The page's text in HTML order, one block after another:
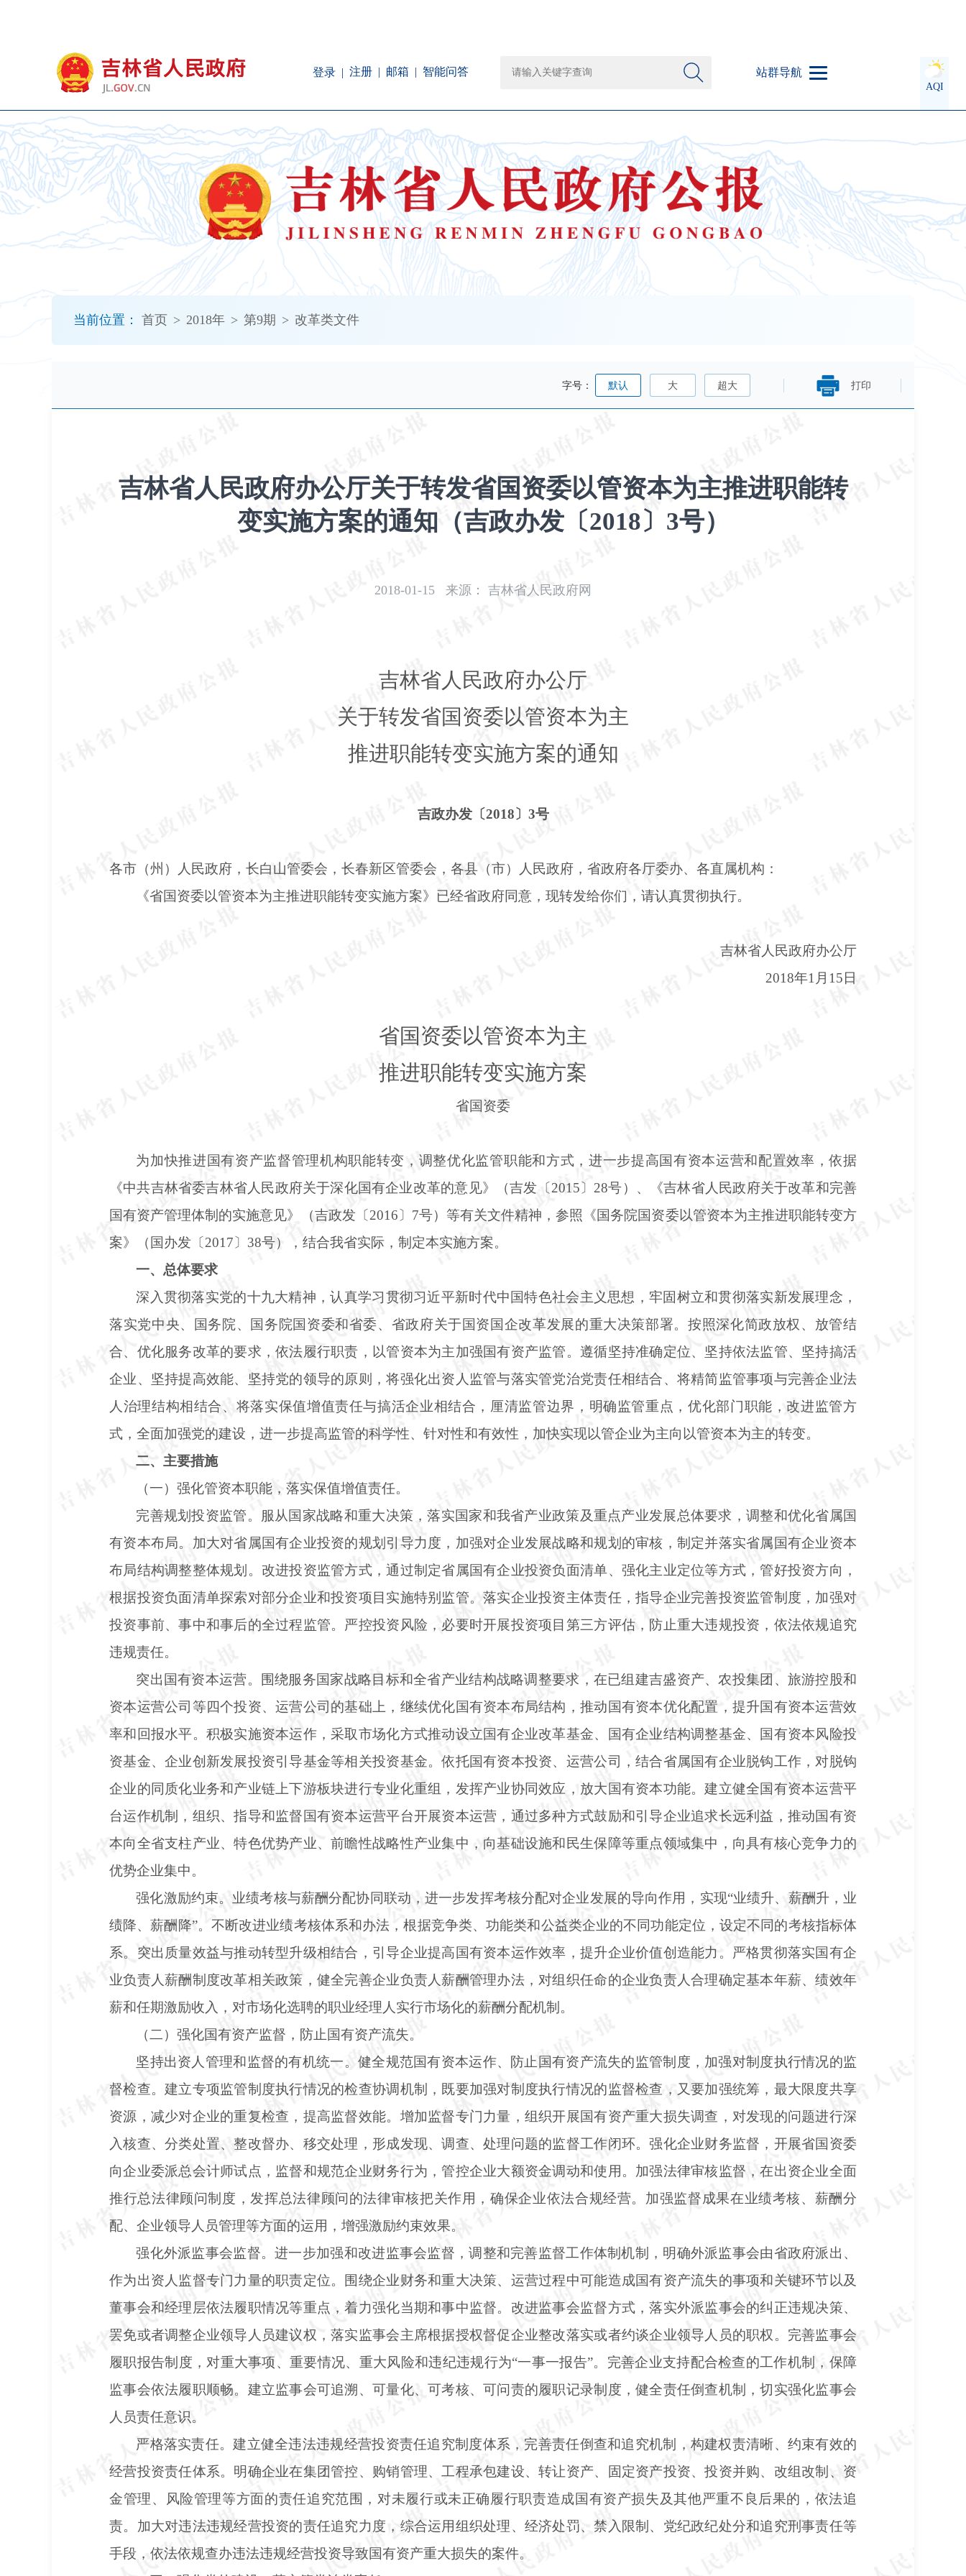
登录 注册 邮箱 智能问答 站群导航
AQI
当前位置： 首页 > 2018年 > 第9期 > 改革类文件
打印
字号： 默认 大 超大
吉林省人民政府办公厅关于转发省国资委以管资本为主推进职能转
变实施方案的通知（吉政办发〔2018〕3号）
2018-01-15 来源： 吉林省人民政府网
吉林省人民政府办公厅
关于转发省国资委以管资本为主
推进职能转变实施方案的通知
吉政办发〔2018〕3号
各市（州）人民政府，长白山管委会，长春新区管委会，各县（市）人民政府，省政府各厅委办、各直属机构：
《省国资委以管资本为主推进职能转变实施方案》已经省政府同意，现转发给你们，请认真贯彻执行。
吉林省人民政府办公厅
2018年1月15日
省国资委以管资本为主
推进职能转变实施方案
省国资委
为加快推进国有资产监督管理机构职能转变，调整优化监管职能和方式，进一步提高国有资本运营和配置效率，依据
《中共吉林省委吉林省人民政府关于深化国有企业改革的意见》（吉发〔2015〕28号）、《吉林省人民政府关于改革和完善
国有资产管理体制的实施意见》（吉政发〔2016〕7号）等有关文件精神，参照《国务院国资委以管资本为主推进职能转变方
案》（国办发〔2017〕38号），结合我省实际，制定本实施方案。
一、总体要求
深入贯彻落实党的十九大精神，认真学习贯彻习近平新时代中国特色社会主义思想，牢固树立和贯彻落实新发展理念，
落实党中央、国务院、国务院国资委和省委、省政府关于国资国企改革发展的重大决策部署。按照深化简政放权、放管结
合、优化服务改革的要求，依法履行职责，以管资本为主加强国有资产监管。遵循坚持准确定位、坚持依法监管、坚持搞活
企业、坚持提高效能、坚持党的领导的原则，将强化出资人监管与落实管党治党责任相结合、将精简监管事项与完善企业法
人治理结构相结合、将落实保值增值责任与搞活企业相结合，厘清监管边界，明确监管重点，优化部门职能，改进监管方
式，全面加强党的建设，进一步提高监管的科学性、针对性和有效性，加快实现以管企业为主向以管资本为主的转变。
二、主要措施
（一）强化管资本职能，落实保值增值责任。
完善规划投资监管。服从国家战略和重大决策，落实国家和我省产业政策及重点产业发展总体要求，调整和优化省属国
有资本布局。加大对省属国有企业投资的规划引导力度，加强对企业发展战略和规划的审核，制定并落实省属国有企业资本
布局结构调整整体规划。改进投资监管方式，通过制定省属国有企业投资负面清单、强化主业定位等方式，管好投资方向，
根据投资负面清单探索对部分企业和投资项目实施特别监管。落实企业投资主体责任，指导企业完善投资监管制度，加强对
投资事前、事中和事后的全过程监管。严控投资风险，必要时开展投资项目第三方评估，防止重大违规投资，依法依规追究
违规责任。
突出国有资本运营。围绕服务国家战略目标和全省产业结构战略调整要求，在已组建吉盛资产、农投集团、旅游控股和
资本运营公司等四个投资、运营公司的基础上，继续优化国有资本布局结构，推动国有资本优化配置，提升国有资本运营效
率和回报水平。积极实施资本运作，采取市场化方式推动设立国有企业改革基金、国有企业结构调整基金、国有资本风险投
资基金、企业创新发展投资引导基金等相关投资基金。依托国有资本投资、运营公司，结合省属国有企业脱钩工作，对脱钩
企业的同质化业务和产业链上下游板块进行专业化重组，发挥产业协同效应，放大国有资本功能。建立健全国有资本运营平
台运作机制，组织、指导和监督国有资本运营平台开展资本运营，通过多种方式鼓励和引导企业追求长远利益，推动国有资
本向全省支柱产业、特色优势产业、前瞻性战略性产业集中，向基础设施和民生保障等重点领域集中，向具有核心竞争力的
优势企业集中。
强化激励约束。业绩考核与薪酬分配协同联动，进一步发挥考核分配对企业发展的导向作用，实现“业绩升、薪酬升，业
绩降、薪酬降”。不断改进业绩考核体系和办法，根据竞争类、功能类和公益类企业的不同功能定位，设定不同的考核指标体
系。突出质量效益与推动转型升级相结合，引导企业提高国有资本运作效率，提升企业价值创造能力。严格贯彻落实国有企
业负责人薪酬制度改革相关政策，健全完善企业负责人薪酬管理办法，对组织任命的企业负责人合理确定基本年薪、绩效年
薪和任期激励收入，对市场化选聘的职业经理人实行市场化的薪酬分配机制。
（二）强化国有资产监督，防止国有资产流失。
坚持出资人管理和监督的有机统一。健全规范国有资本运作、防止国有资产流失的监管制度，加强对制度执行情况的监
督检查。建立专项监管制度执行情况的检查协调机制，既要加强对制度执行情况的监督检查，又要加强统筹，最大限度共享
资源，减少对企业的重复检查，提高监督效能。增加监督专门力量，组织开展国有资产重大损失调查，对发现的问题进行深
入核查、分类处置、整改督办、移交处理，形成发现、调查、处理问题的监督工作闭环。强化企业财务监督，开展省国资委
向企业委派总会计师试点，监督和规范企业财务行为，管控企业大额资金调动和使用。加强法律审核监督，在出资企业全面
推行总法律顾问制度，发挥总法律顾问的法律审核把关作用，确保企业依法合规经营。加强监督成果在业绩考核、薪酬分
配、企业领导人员管理等方面的运用，增强激励约束效果。
强化外派监事会监督。进一步加强和改进监事会监督，调整和完善监督工作体制机制，明确外派监事会由省政府派出、
作为出资人监督专门力量的职责定位。围绕企业财务和重大决策、运营过程中可能造成国有资产流失的事项和关键环节以及
董事会和经理层依法履职情况等重点，着力强化当期和事中监督。改进监事会监督方式，落实外派监事会的纠正违规决策、
罢免或者调整企业领导人员建议权，落实监事会主席根据授权督促企业整改落实或者约谈企业领导人员的职权。完善监事会
履职报告制度，对重大事项、重要情况、重大风险和违纪违规行为“一事一报告”。完善企业支持配合检查的工作机制，保障
监事会依法履职顺畅。建立监事会可追溯、可量化、可考核、可问责的履职记录制度，健全责任倒查机制，切实强化监事会
人员责任意识。
严格落实责任。建立健全违法违规经营投资责任追究制度体系，完善责任倒查和追究机制，构建权责清晰、约束有效的
经营投资责任体系。明确企业在集团管控、购销管理、工程承包建设、转让资产、固定资产投资、投资并购、改组改制、资
金管理、风险管理等方面的责任追究范围，对未履行或未正确履行职责造成国有资产损失及其他严重不良后果的，依法追
责。加大对违法违规经营投资的责任追究力度，综合运用组织处理、经济处罚、禁入限制、党纪政纪处分和追究刑事责任等
手段，依法依规查办违法违规经营投资导致国有资产重大损失的案件。
障
碍
说
明
页
面,
按
加